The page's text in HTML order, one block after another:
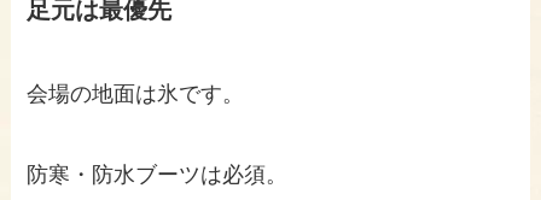
足元は最優先
会場の地面は氷です。
防寒・防水ブーツは必須。